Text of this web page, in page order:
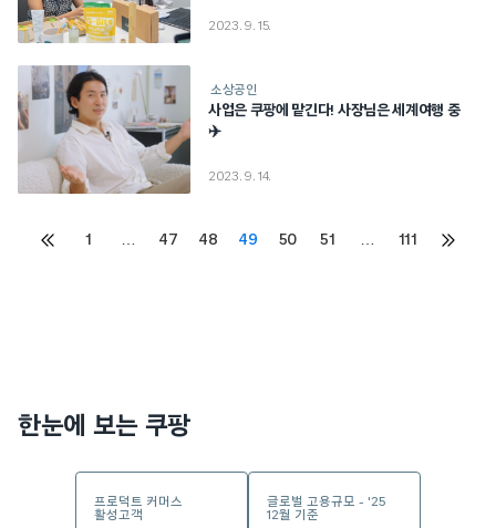
2023. 9. 15.
소상공인
사업은 쿠팡에 맡긴다! 사장님은 세계여행 중
✈️
2023. 9. 14.
Posts
이전
1 … 47 48 49 50 51 … 111
다음
한눈에 보는 쿠팡
프로덕트 커머스
활성고객
글로벌 고용규모 - '25
12월 기준